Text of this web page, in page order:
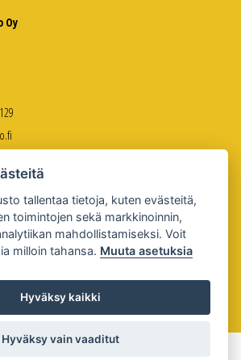
Oy
tallentaa tietoja, kuten evästeitä,
toimintojen sekä markkinoinnin,
mahdollistamiseksi. Voit
milloin tahansa. Muuta asetuksia
Hyväksy kaikki
Hyväksy vain vaaditut